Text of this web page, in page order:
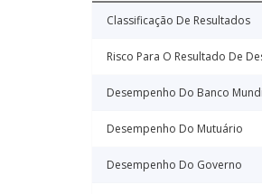
Classificação De Resultados
Risco Para O Resultado De
Desempenho Do Banco
Desempenho Do Mutuário
Desempenho Do Governo